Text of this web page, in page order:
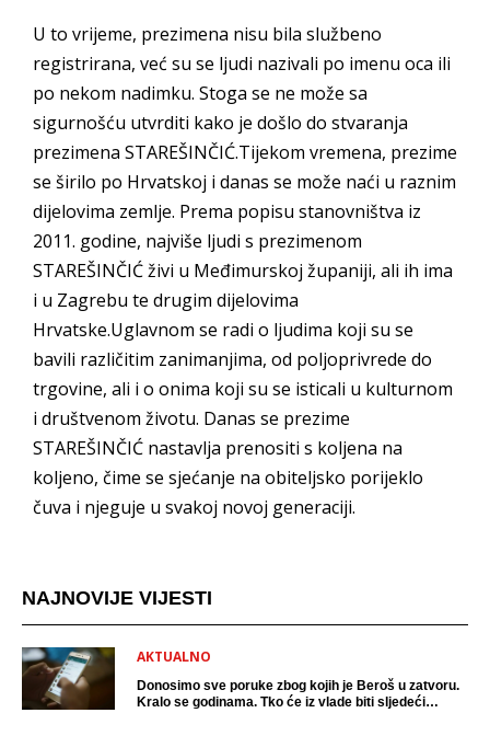
U to vrijeme, prezimena nisu bila službeno
registrirana, već su se ljudi nazivali po imenu oca ili
po nekom nadimku. Stoga se ne može sa
sigurnošću utvrditi kako je došlo do stvaranja
prezimena STAREŠINČIĆ.Tijekom vremena, prezime
se širilo po Hrvatskoj i danas se može naći u raznim
dijelovima zemlje. Prema popisu stanovništva iz
2011. godine, najviše ljudi s prezimenom
STAREŠINČIĆ živi u Međimurskoj županiji, ali ih ima
i u Zagrebu te drugim dijelovima
Hrvatske.Uglavnom se radi o ljudima koji su se
bavili različitim zanimanjima, od poljoprivrede do
trgovine, ali i o onima koji su se isticali u kulturnom
i društvenom životu. Danas se prezime
STAREŠINČIĆ nastavlja prenositi s koljena na
koljeno, čime se sjećanje na obiteljsko porijeklo
čuva i njeguje u svakoj novoj generaciji.
NAJNOVIJE VIJESTI
AKTUALNO
Donosimo sve poruke zbog kojih je Beroš u zatvoru.
Kralo se godinama. Tko će iz vlade biti sljedeći